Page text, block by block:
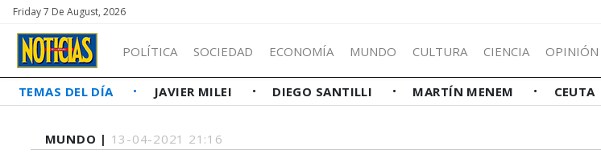
Friday 7 De August, 2026
POLÍTICA SOCIEDAD ECONOMÍA MUNDO CULTURA CIENCIA OPINIÓN
TEMAS DEL DÍA JAVIER MILEI DIEGO SANTILLI MARTÍN MENEM CEUTA
MUNDO | 13-04-2021 21:16